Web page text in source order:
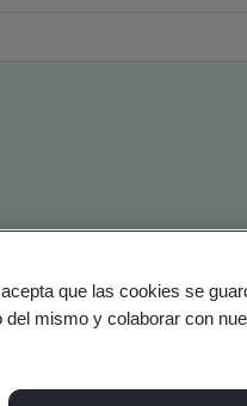
Verificación
que las cookies se
mismo y colaborar con